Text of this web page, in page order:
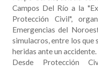
Campos Del Río a la
Protección Civil",
Emergencias del
simulacros, entre los que
heridas ante un accidente.
Desde Protección